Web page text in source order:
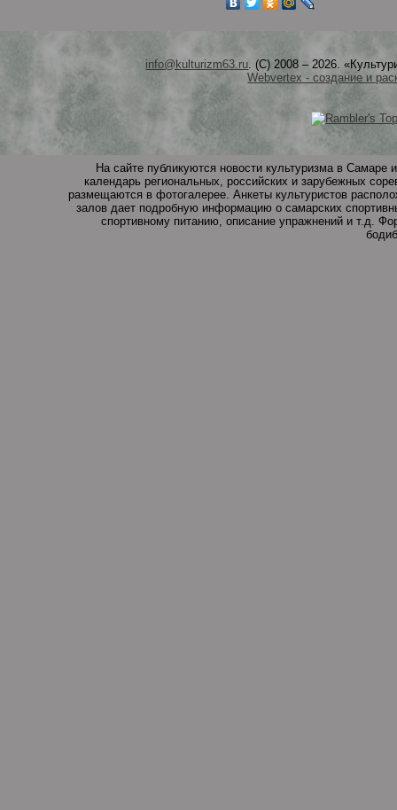
info@kulturizm63.ru. (C) 2008 – 2026.
Webvertex - создание и
На сайте публикуются новости культуризма в
календарь региональных, российских и зарубежных
размещаются в фотогалерее. Анкеты культуристов
залов дает подробную информацию о самарских
спортивному питанию, описание упражнений и т.д.